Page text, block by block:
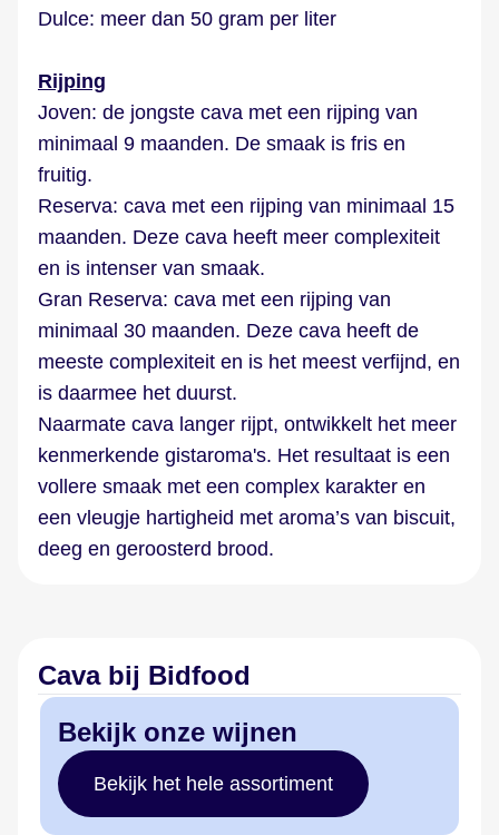
Dulce: meer dan 50 gram per liter
Rijping
Joven: de jongste cava met een rijping van
minimaal 9 maanden. De smaak is fris en
fruitig.
Reserva: cava met een rijping van minimaal 15
maanden. Deze cava heeft meer complexiteit
en is intenser van smaak.
Gran Reserva: cava met een rijping van
minimaal 30 maanden. Deze cava heeft de
meeste complexiteit en is het meest verfijnd, en
is daarmee het duurst.
Naarmate cava langer rijpt, ontwikkelt het meer
kenmerkende gistaroma's. Het resultaat is een
vollere smaak met een complex karakter en
een vleugje hartigheid met aroma’s van biscuit,
deeg en geroosterd brood.
Cava bij Bidfood
Bekijk onze wijnen
Bekijk het hele assortiment